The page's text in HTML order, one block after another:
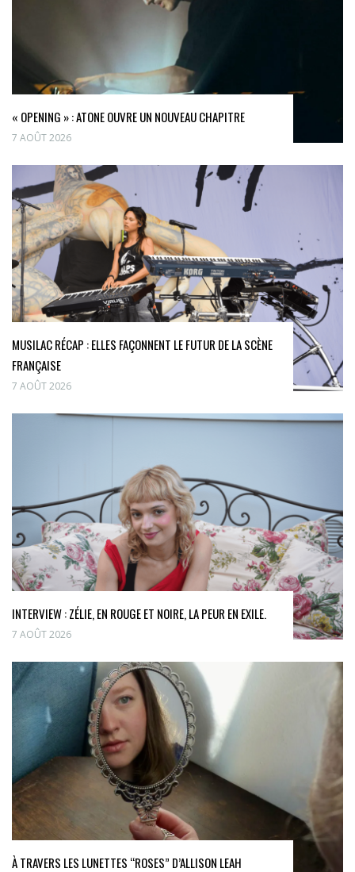
« OPENING » : ATONE OUVRE UN NOUVEAU CHAPITRE
7 AOÛT 2026
MUSILAC RÉCAP : ELLES FAÇONNENT LE FUTUR DE LA SCÈNE
FRANÇAISE
7 AOÛT 2026
INTERVIEW : ZÉLIE, EN ROUGE ET NOIRE, LA PEUR EN EXILE.
7 AOÛT 2026
À TRAVERS LES LUNETTES “ROSES” D’ALLISON LEAH